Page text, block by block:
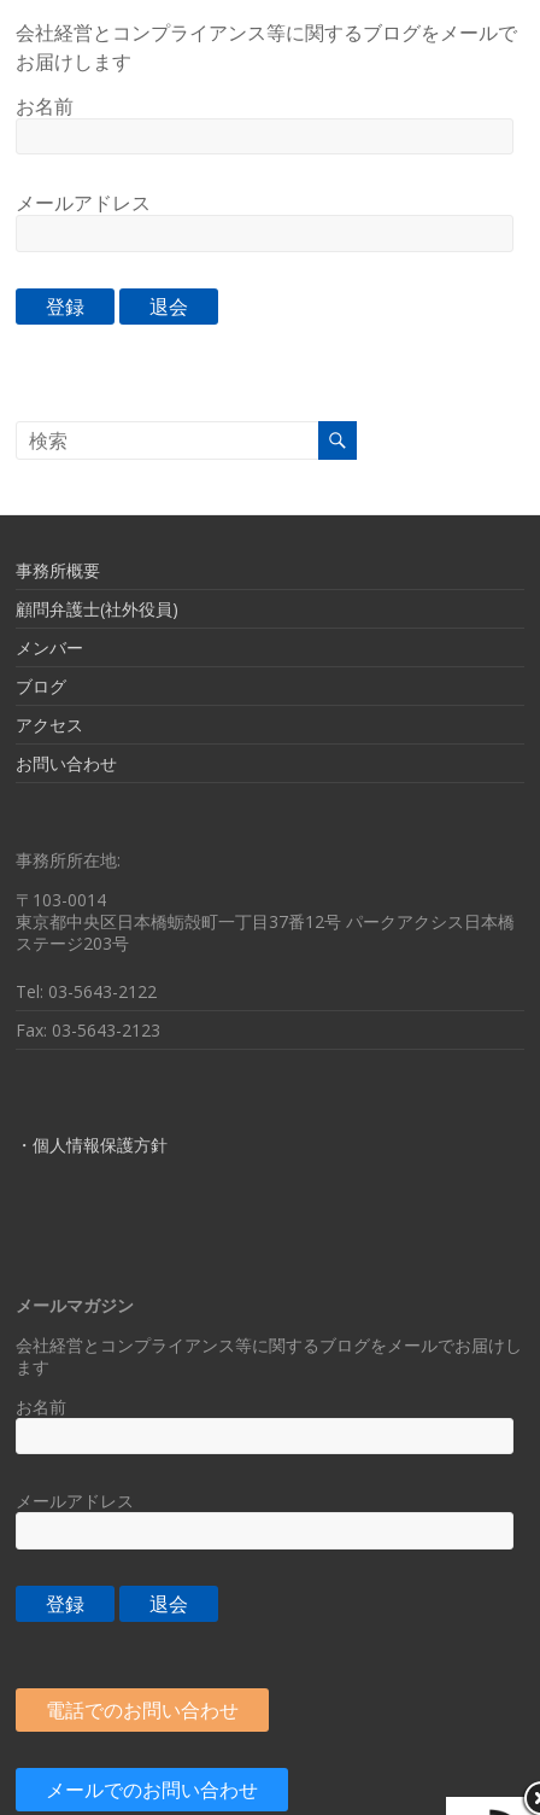
会社経営とコンプライアンス等に関するブログをメールで
お届けします
お名前
メールアドレス
事務所概要
顧問弁護士(社外役員)
メンバー
ブログ
アクセス
お問い合わせ
事務所所在地:
〒103-0014
東京都中央区日本橋蛎殻町一丁目37番12号 パークアクシス日本橋
ステージ203号
Tel: 03-5643-2122
Fax: 03-5643-2123
・個人情報保護方針
メールマガジン
会社経営とコンプライアンス等に関するブログをメールでお届けし
ます
お名前
メールアドレス
電話でのお問い合わせ
メールでのお問い合わせ